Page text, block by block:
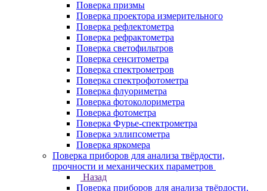
Поверка призмы
Поверка проектора измерительного
Поверка рефлектометра
Поверка рефрактометра
Поверка светофильтров
Поверка сенситометра
Поверка спектрометров
Поверка спектрофотометра
Поверка флуориметра
Поверка фотоколориметра
Поверка фотометра
Поверка Фурье-спектрометра
Поверка эллипсометра
Поверка яркомера
Поверка приборов для анализа твёрдости,
прочности и механических параметров
Назад
Поверка приборов для анализа твёрдости,